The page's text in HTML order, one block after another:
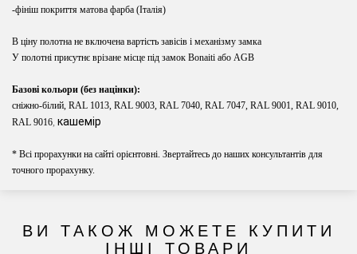
-фініш покриття матова фарба (Італія)
В ціну полотна не включена вартість завісів і механізму замка
У полотні присутнє врізане місце під замок Bonaiti або AGB
Базові кольори (без націнки):
сніжно-білий, RAL 1013, RAL 9003, RAL 7040, RAL 7047, RAL 9001, RAL 9010,
RAL 9016 кашемір
* Всі прорахунки на сайті орієнтовні. Звертайтесь до наших консультантів для
точного прорахунку.
ВИ ТАКОЖ МОЖЕТЕ КУПИТИ
ІНШІ ТОВАРИ